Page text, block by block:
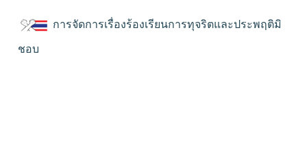
การจัดการเรื่องร้องเรียนการทุจริตและประพฤติมิ
ชอบ